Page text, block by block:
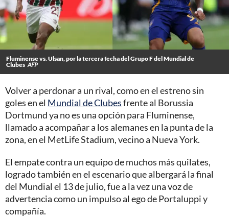
Fluminense vs. Ulsan, por la tercera fecha del Grupo F del Mundial de
Clubes AFP
Volver a perdonar a un rival, como en el estreno sin
goles en el Mundial de Clubesfrente al Borussia
Dortmund ya no es una opción para Fluminense,
llamado a acompañar a los alemanes en la punta de la
zona, en el MetLife Stadium, vecino a Nueva York.
El empate contra un equipo de muchos más quilates,
logrado también en el escenario que albergará la final
del Mundial el 13 de julio, fue a la vez una voz de
advertencia como un impulso al ego de Portaluppi y
compañía.